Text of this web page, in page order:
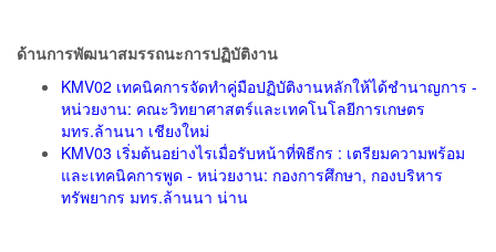
ด้านการพัฒนาสมรรถนะการปฏิบัติงาน
KMV02 เทคนิคการจัดทำคู่มือปฏิบัติงานหลักให้ได้ชำนาญการ -
หน่วยงาน: คณะวิทยาศาสตร์และเทคโนโลยีการเกษตร
มทร.ล้านนา เชียงใหม่
KMV03 เริ่มต้นอย่างไรเมื่อรับหน้าที่พิธีกร : เตรียมความพร้อม
และเทคนิคการพูด - หน่วยงาน: กองการศึกษา, กองบริหาร
ทรัพยากร มทร.ล้านนา น่าน